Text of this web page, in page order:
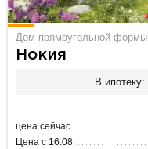
Дом прямоугольной формы
Нокия
В ипотеку:
цена сейчас
Цена с 16.08